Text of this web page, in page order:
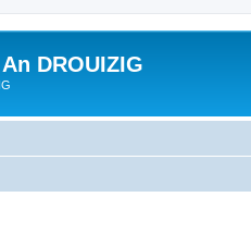
DROUIZIG